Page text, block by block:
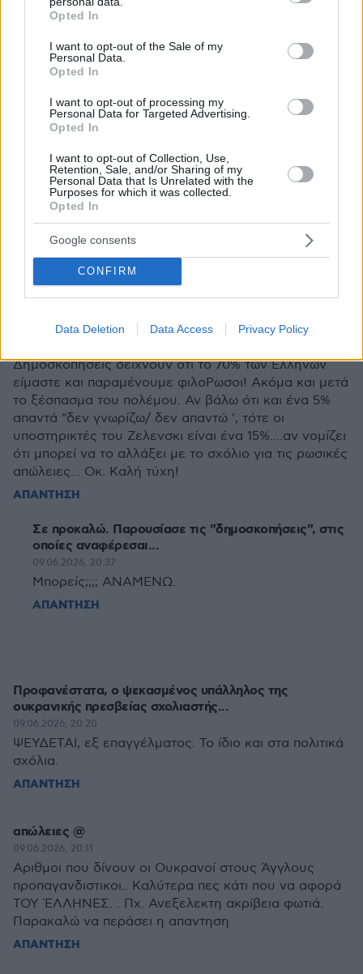
grant or deny consent to Google and its third-party tags to
use your data for below specified purposes in below Google
consent section.
Opted In
I want to opt-out of the Sale of my
Personal Data.
Opted In
I want to opt-out of processing my
Personal Data for Targeted Advertising.
Opted In
I want to opt-out of Collection, Use,
Retention, Sale, and/or Sharing of my
Personal Data that Is Unrelated with the
Purposes for which it was collected.
Opted In
Google consents
CONFIRM
Data Deletion Data Access Privacy Policy
Μάλιστα
09.06.2026, 21:12
Όσο θα πλησιάζουν τις εκλογές τόσο περισσότεροι
θα αμφισβητούν τις δημοσκοπήσεις. Γνωστά τα
βουνά από τα χιόνια. Σήμερα νέα δημοσκόπηση που
δίνει πάνω από 31% την ΝΔ και δεύτερο τον ΣΥΡΙΖΑ
με 16%. Η διαφορά θα αυξηθεί και άλλο και τα νέα
κόμματα θα αρχίσουν το ξεφουσκωμα. Όπως και
στην αντιπολίτευση όσο δεν απαντάνε στο ερώτημα
πώς θα κυβερνήσουν, με τι συμμαχίες και με ποιον
πρωθυπουργό η απάντηση θα είναι Μητσοτάκης ή
κανένας.
ΑΠΑΝΤΗΣΗ
πρεσβείας
Δημοσκοπήσεις δείχνουν ότι το 70% των Ελλήνων
είμαστε και παραμένουμε φιλοΡωσοι! Ακόμα και μετά
το ξέσπασμα του πολέμου. Αν βάλω ότι και ένα 5%
απαντά "δεν γνωρίζω/ δεν απαντώ ', τότε οι
υποστηρικτές του Ζελενσκι είναι ένα 15%....αν νομίζει
ότι μπορεί να το αλλάξει με το σχόλιο για τις ρωσικές
απώλειες... Οκ. Καλή τύχη!
ΑΠΑΝΤΗΣΗ
Σε προκαλώ. Παρουσίασε τις "δημοσκοπήσεις", στις
οποίες αναφέρεσαι...
09.06.2026, 20:37
Μπορείς;;;; ΑΝΑΜΕΝΩ.
ΑΠΑΝΤΗΣΗ
Προφανέστατα, ο ψεκασμένος υπάλληλος της
ουκρανικής πρεσβείας σχολιαστής...
09.06.2026, 20:20
ΨΕΥΔΕΤΑΙ, εξ επαγγέλματος. Το ίδιο και στα πολιτικά
σχόλια.
ΑΠΑΝΤΗΣΗ
απώλειες @
09.06.2026, 20:11
Αριθμοι που δίνουν οι Ουκρανοί στους Άγγλους
προπαγανδιστικοι.. Καλύτερα πες κάτι που να αφορά
ΤΟΥ ΈΛΛΗΝΕΣ. . Πχ. Ανεξελεκτη ακρίβεια φωτιά.
Παρακαλώ να περάσει η απαντηση
ΑΠΑΝΤΗΣΗ